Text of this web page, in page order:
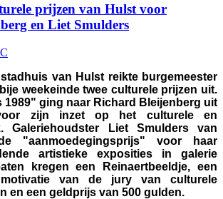
prijzen van Hulst voor
en Liet Smulders
van Hulst reikte burgemeester
weekeinde twee culturele prijzen uit.
1989" ging naar Richard Bleijenberg uit
voor zijn inzet op het culturele en
Galeriehoudster Liet Smulders van
"aanmoedegingsprijs" voor haar
artistieke exposities in galerie
kregen een Reinaertbeeldje, een
van de jury van culturele
en een geldprijs van 500 gulden.